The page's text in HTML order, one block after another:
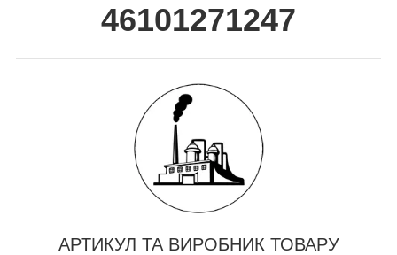
46101271247
АРТИКУЛ ТА ВИРОБНИК ТОВАРУ